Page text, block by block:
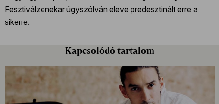
Fesztiválzenekar úgyszólván eleve predesztinált erre a
sikerre.
Kapcsolódó tartalom